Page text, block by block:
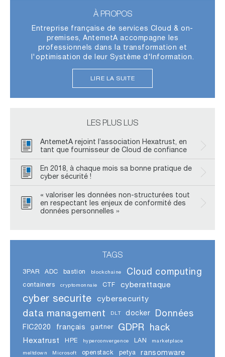
À PROPOS
Entreprise française de services Cloud & on-
premises, AntemetA accompagne les
professionnels dans la transformation et
l'optimisation de leur Système d'Information.
LIRE LA SUITE
LES PLUS LUS
AntemetA rejoint l’association Hexatrust, en
tant que fournisseur de Cloud de confiance
En 2018, à chaque mois sa bonne pratique de
cyber sécurité !
« valoriser les données non-structurées tout
en respectant les enjeux de conformité des
données personnelles »
TAGS
3PAR ADC bastion blockchaine Cloud computing
containers cryptomonnaie CTF cyberattaque
cyber securite cybersecurity
data management DLT docker Données
FIC2020 français gartner GDPR hack
Hexatrust HPE hyperconvergence LAN marketplace
meltdown Microsoft openstack petya ransomware